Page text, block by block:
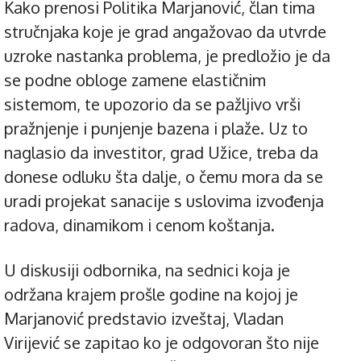
Kako prenosi Politika Marjanović, član tima
stručnjaka koje je grad angažovao da utvrde
uzroke nastanka problema, je predložio je da
se podne obloge zamene elastičnim
sistemom, te upozorio da se pažljivo vrši
pražnjenje i punjenje bazena i plaže. Uz to
naglasio da investitor, grad Užice, treba da
donese odluku šta dalje, o čemu mora da se
uradi projekat sanacije s uslovima izvođenja
radova, dinamikom i cenom koštanja.
U diskusiji odbornika, na sednici koja je
održana krajem prošle godine na kojoj je
Marjanović predstavio izveštaj, Vladan
Virijević se zapitao ko je odgovoran što nije